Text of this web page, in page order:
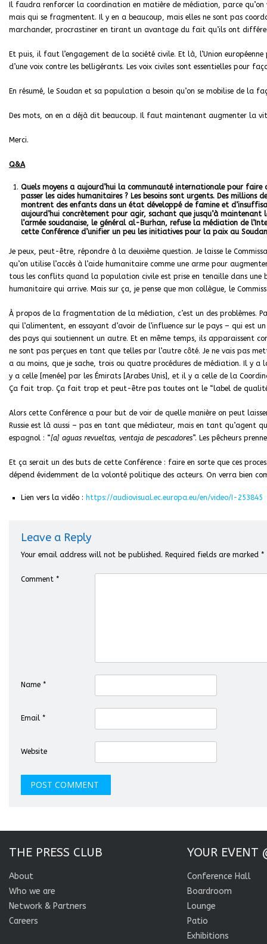
Il faudra renforcer la coordination en matière de médiation, parce
mais qui se fragmentent. Il y en a beaucoup, mais elles ne sont pas
marchander, procrastiner en tirant un avantage du fait qu’ils ont
Et puis, il faut l’engagement de la société civile. Et là, l’Union
d’une voix contre les belligérants. Les voix civiles sont essentielles pour
En résumé, le Soudan et sa population a besoin qu’on se mobilise de la
Des mots, on en a déjà dit beaucoup. Il faut maintenant augmenter la
Merci.
Q&A
Quels moyens a aujourd’hui la communauté internationale pour faire
passer les aides humanitaires ? Les besoins sont urgents. Des
montrent des enfants dans un état développé de famine et
aujourd’hui concrètement pour agir, sachant que jusqu’à maintenant
l’armée soudanaise, le général al-Burhan, refuse la médiation de
cette Conférence d’unifier un peu les initiatives pour la paix au
Je peux, peut-être, répondre à la deuxième question. Je laisse le
qu’on utilise l’accès à l’aide humanitaire comme une arme pour
tous les conflits quand la population civile est prise en tenaille dans une
humanitaire qui arrive. Mais sur ça, je pense que mon collègue, le
À propos de la fragmentation de la médiation, c’est un des problèmes.
qui l’alimentent, en essayant d’avoir de l’influence sur le pays – qui est
des pays qui soutiennent un autre. Et en même temps, ils apparaissent
ne sont pas perçues en tant que telles par l’autre côté. Je ne vais pas
a au moins, que je sache, trois ou quatre procédures de médiation. Il y
y a celle [menée] par les Émirats [Arabes Unis], et il y a celle de la
Ça fait trop. Ça fait trop et peut-être pas toutes ont le “label de
Alors cette Conférence a pour but de voir de quelle manière on peut
Russie est là aussi – pas en tant que médiateur, mais en tant qu’agent
espagnol : “[a] aguas revueltas, ventaja de pescadores”. Les pêcheurs
Et ça serait un des buts de cette Conférence : faire en sorte que ces
dépend évidemment de la volonté politique des acteurs. On verra bien
Lien vers la vidéo : https://audiovisual.ec.europa.eu/en/video/I-253845
Leave a Reply
Your email address will not be published. Required fields are marked *
Comment *
Name *
Email *
Website
THE PRESS CLUB
About
Who we are
Network & Partners
Careers
YOUR EVENT
Conference Hall
Boardroom
Lounge
Patio
Exhibitions